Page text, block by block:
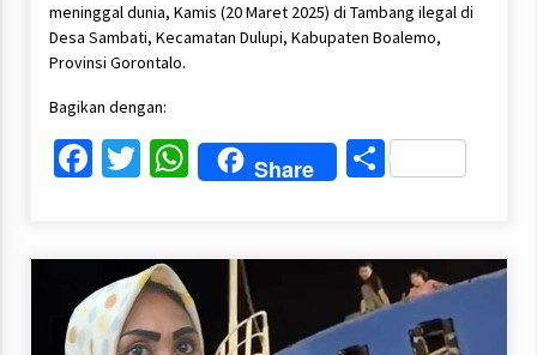
meninggal dunia, Kamis (20 Maret 2025) di Tambang ilegal di
Desa Sambati, Kecamatan Dulupi, Kabupaten Boalemo,
Provinsi Gorontalo.
Bagikan dengan:
Facebook
Twitter
WhatsApp
Share Share